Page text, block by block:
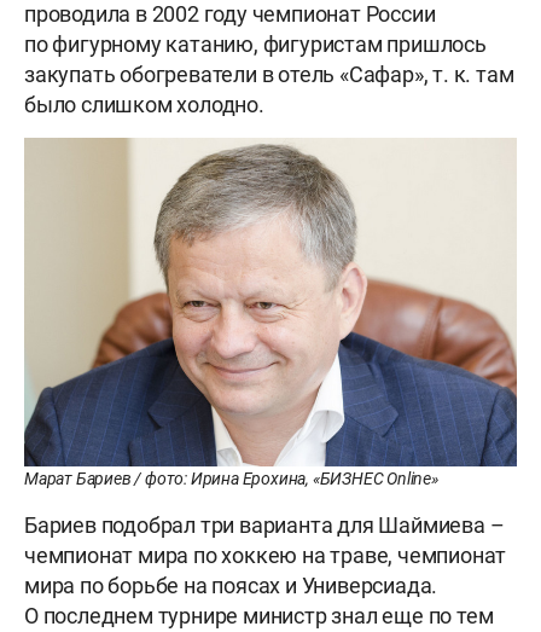
проводила в 2002 году чемпионат России
по фигурному катанию, фигуристам пришлось
закупать обогреватели в отель «Сафар», т. к. там
было слишком холодно.
Марат Бариев / фото: Ирина Ерохина, «БИЗНЕС Online»
Бариев подобрал три варианта для Шаймиева –
чемпионат мира по хоккею на траве, чемпионат
мира по борьбе на поясах и Универсиада.
О последнем турнире министр знал еще по тем